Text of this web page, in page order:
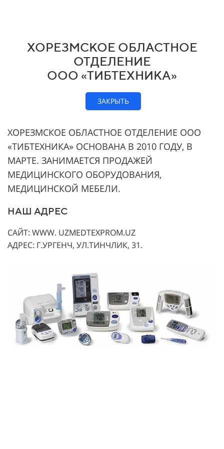
ХОРЕЗМСКОЕ ОБЛАСТНОЕ
ОТДЕЛЕНИЕ
ООО «ТИБТЕХНИКА»
ЗАКРЫТЬ
ХОРЕЗМСКОЕ ОБЛАСТНОЕ ОТДЕЛЕНИЕ ООО
«ТИБТЕХНИКА» ОСНОВАНА В 2010 ГОДУ, В
МАРТЕ. ЗАНИМАЕТСЯ ПРОДАЖЕЙ
МЕДИЦИНСКОГО ОБОРУДОВАНИЯ,
МЕДИЦИНСКОЙ МЕБЕЛИ.
НАШ АДРЕС
САЙТ: WWW. UZMEDTEXPROM.UZ
АДРЕС: Г.УРГЕНЧ, УЛ.ТИНЧЛИК, 31.